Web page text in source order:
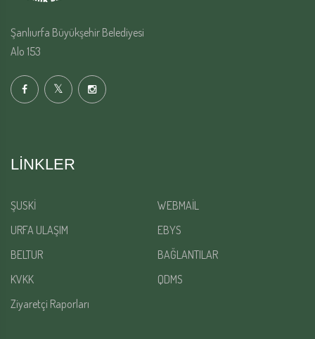
Şanlıurfa Büyükşehir Belediyesi
Alo 153
LINKLER
ŞUSKİ
WEBMAİL
URFA ULAŞIM
EBYS
BELTUR
BAĞLANTILAR
KVKK
QDMS
Ziyaretçi Raporları